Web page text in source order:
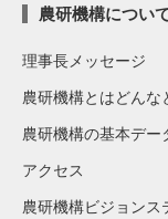
農研機構につい
理事長メッセージ
農研機構とはどんな
農研機構の基本デー
アクセス
農研機構ビジョンス